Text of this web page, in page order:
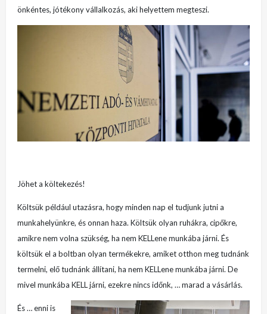
önkéntes, jótékony vállalkozás, aki helyettem megteszi.
Jöhet a költekezés!
Költsük például utazásra, hogy minden nap el tudjunk jutni a
munkahelyünkre, és onnan haza. Költsük olyan ruhákra, cipőkre,
amikre nem volna szükség, ha nem KELLene munkába járni. És
költsük el a boltban olyan termékekre, amiket otthon meg tudnánk
termelni, elő tudnánk állítani, ha nem KELLene munkába járni. De
mivel munkába KELL járni, ezekre nincs időnk, … marad a vásárlás.
És … enni is